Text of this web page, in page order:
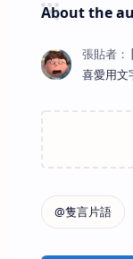
About the
喜愛用文